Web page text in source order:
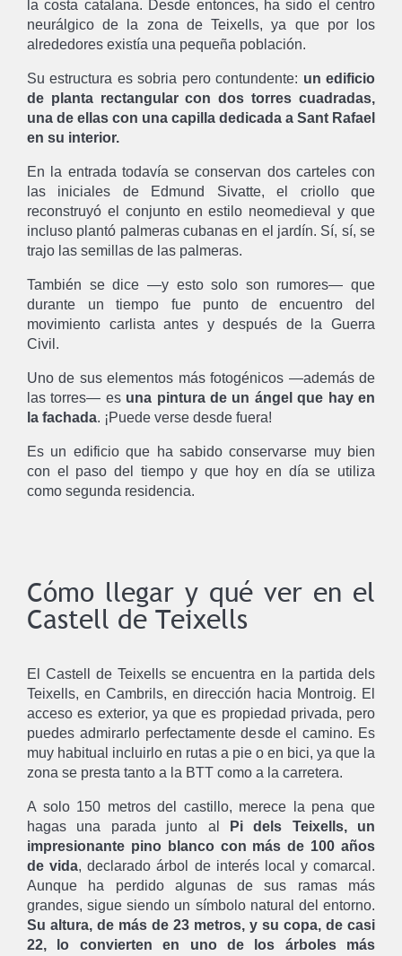
la costa catalana. Desde entonces, ha sido el centro
neurálgico de la zona de Teixells, ya que por los
alrededores existía una pequeña población.
Su estructura es sobria pero contundente: un edificio
de planta rectangular con dos torres cuadradas,
una de ellas con una capilla dedicada a Sant Rafael
en su interior.
En la entrada todavía se conservan dos carteles con
las iniciales de Edmund Sivatte, el criollo que
reconstruyó el conjunto en estilo neomedieval y que
incluso plantó palmeras cubanas en el jardín. Sí, sí, se
trajo las semillas de las palmeras.
También se dice —y esto solo son rumores— que
durante un tiempo fue punto de encuentro del
movimiento carlista antes y después de la Guerra
Civil.
Uno de sus elementos más fotogénicos —además de
las torres— es una pintura de un ángel que hay en
la fachada. ¡Puede verse desde fuera!
Es un edificio que ha sabido conservarse muy bien
con el paso del tiempo y que hoy en día se utiliza
como segunda residencia.
Cómo llegar y qué ver en el
Castell de Teixells
El Castell de Teixells se encuentra en la partida dels
Teixells, en Cambrils, en dirección hacia Montroig. El
acceso es exterior, ya que es propiedad privada, pero
puedes admirarlo perfectamente desde el camino. Es
muy habitual incluirlo en rutas a pie o en bici, ya que la
zona se presta tanto a la BTT como a la carretera.
A solo 150 metros del castillo, merece la pena que
hagas una parada junto al
Pi dels Teixells, un
impresionante pino blanco con más de 100 años
de vida, declarado árbol de interés local y comarcal.
Aunque ha perdido algunas de sus ramas más
grandes, sigue siendo un símbolo natural del entorno.
Su altura, de más de 23 metros, y su copa, de casi
22, lo convierten en uno de los árboles más